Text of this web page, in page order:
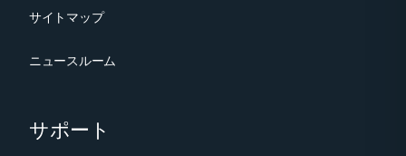
サイトマップ
ニュースルーム
サポート